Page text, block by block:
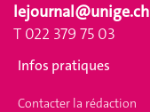
lejournal@unige.ch
T 022 379 75 03
Infos pratiques
Contacter la rédaction